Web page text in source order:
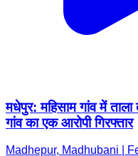
मधेपुर: महिसाम गांव में
गांव का एक आरोपी गिरफ्तार
Madhepur, Madhubani |